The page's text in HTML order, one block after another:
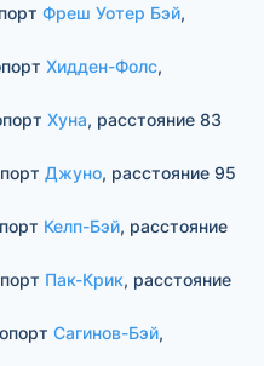
Фреш Уотер Бэй,
Хидден-Фолс,
Хуна, расстояние 83
Джуно, расстояние 95
Келп-Бэй, расстояние
Пак-Крик, расстояние
Сагинов-Бэй,